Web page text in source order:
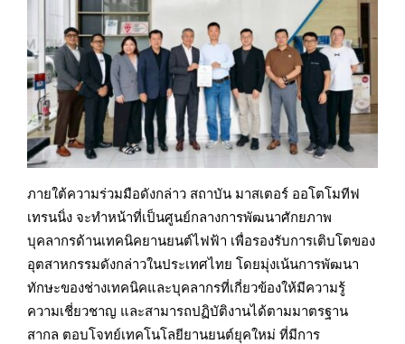
ภายใต้ความร่วมมือดังกล่าว สถาบัน มาสเตอร์ ออโตโมทีฟ
เทรนนิ่ง จะทำหน้าที่เป็นศูนย์กลางการพัฒนาศักยภาพ
บุคลากรด้านเทคนิคยานยนต์ไฟฟ้า เพื่อรองรับการเติบโตของ
อุตสาหกรรมดังกล่าวในประเทศไทย โดยมุ่งเน้นการพัฒนา
ทักษะของช่างเทคนิคและบุคลากรที่เกี่ยวข้องให้มีความรู้
ความเชี่ยวชาญ และสามารถปฏิบัติงานได้ตามมาตรฐาน
สากล ตอบโจทย์เทคโนโลยียานยนต์ยุคใหม่ ที่มีการ